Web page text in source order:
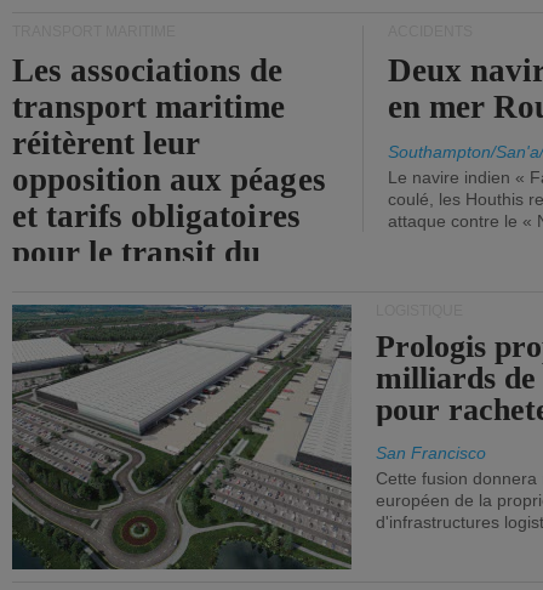
Les associations de
transport maritime
réitèrent leur
opposition aux péages
et tarifs obligatoires
pour le transit du
Deux
en mer
Southampton/
Le navire indien «
coulé, les Houthis
attaque contre le «
Prologis
milliards
pour
San Francisco
Cette fusion
européen de la
d'infrastructures